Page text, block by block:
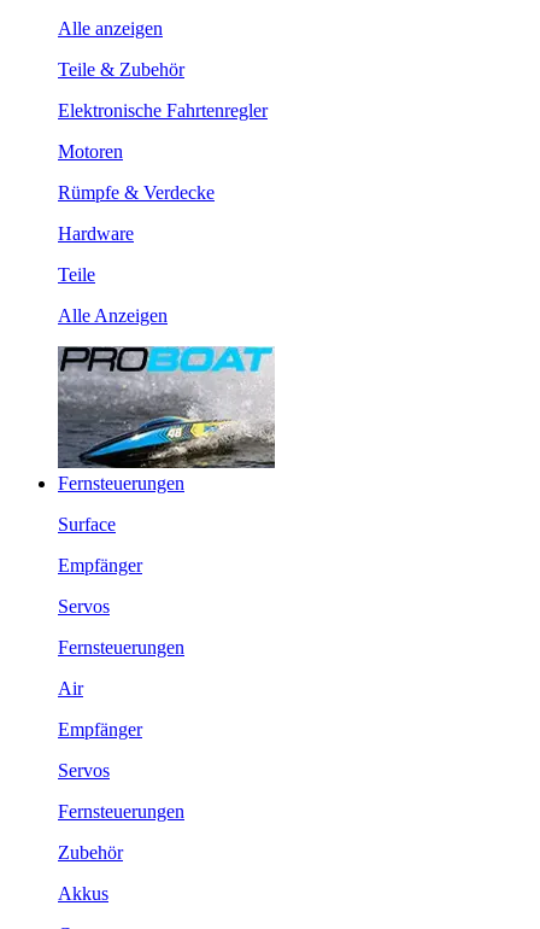
Alle anzeigen
Teile & Zubehör
Elektronische Fahrtenregler
Motoren
Rümpfe & Verdecke
Hardware
Teile
Alle Anzeigen
Fernsteuerungen
Surface
Empfänger
Servos
Fernsteuerungen
Air
Empfänger
Servos
Fernsteuerungen
Zubehör
Akkus